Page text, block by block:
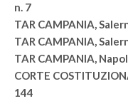
n. 7
TAR CAMPANIA,
TAR CAMPANIA,
TAR CAMPANIA,
CORTE
144